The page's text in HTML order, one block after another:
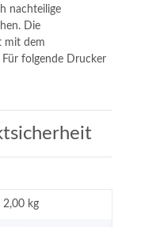
nachteilige
Die
mit dem
folgende Drucker
2,00 kg